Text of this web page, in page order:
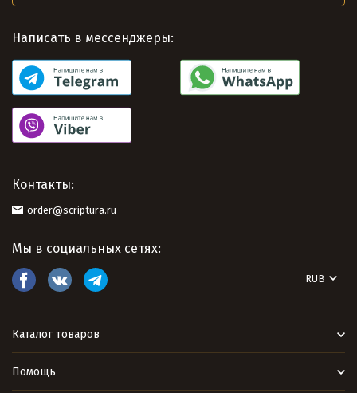
Написать в мессенджеры:
Контакты:
order@scriptura.ru
Мы в социальных сетях:
RUB
Каталог товаров
Помощь